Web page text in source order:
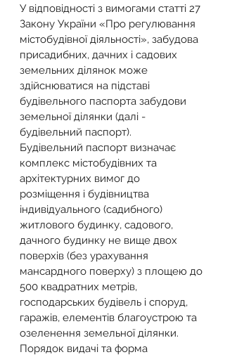
У відповідності з вимогами статті 27
Закону України «Про регулювання
містобудівної діяльності», забудова
присадибних, дачних і садових
земельних ділянок може
здійснюватися на підставі
будівельного паспорта забудови
земельної ділянки (далі -
будівельний паспорт).
Будівельний паспорт визначає
комплекс містобудівних та
архітектурних вимог до
розміщення і будівництва
індивідуального (садибного)
житлового будинку, садового,
дачного будинку не вище двох
поверхів (без урахування
мансардного поверху) з площею до
500 квадратних метрів,
господарських будівель і споруд,
гаражів, елементів благоустрою та
озеленення земельної ділянки.
Порядок видачі та форма